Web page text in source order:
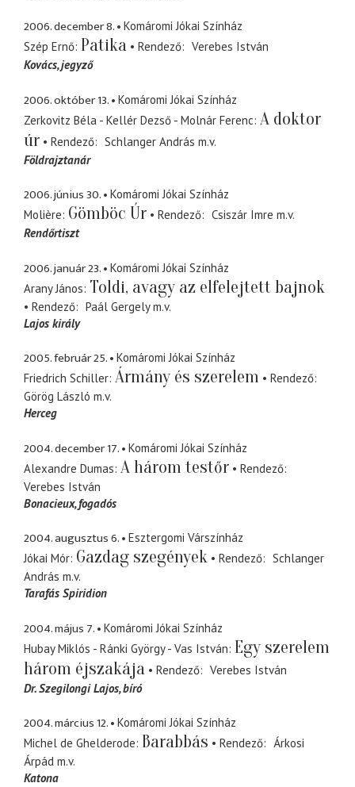
2006. december 8.
Komáromi Jókai Színház
Szép Ernő Patika Rendező
Verebes István
Kovács jegyző
2006. október 13.
Komáromi Jókai Színház
Zerkovitz Béla - Kellér Dezső - Molnár Ferenc A doktor
úr
Rendező Schlanger András m.v.
Földrajztanár
2006. június 30.
Komáromi Jókai Színház
Molière Gömböc Úr Rendező Csiszár Imre m.v.
Rendőrtiszt
2006. január 23.
Komáromi Jókai Színház
Arany János Toldi, avagy az elfelejtett bajnok
Rendező Paál Gergely m.v.
Lajos király
2005. február 25.
Komáromi Jókai Színház
Friedrich Schiller Ármány és szerelem
Rendező
Görög László m.v.
Herceg
2004. december 17.
Komáromi Jókai Színház
Alexandre Dumas A három testőr
Rendező
Verebes István
Bonacieux fogadós
2004. augusztus 6.
Esztergomi Várszínház
Jókai Mór Gazdag szegények Rendező
Schlanger
András m.v.
Tarafás Spiridion
2004. május 7.
Komáromi Jókai Színház
Hubay Miklós - Ránki György - Vas István Egy szerelem
három éjszakája
Rendező
Verebes István
Dr. Szegilongi Lajos bíró
2004. március 12.
Komáromi Jókai Színház
Michel de Ghelderode Barabbás Rendező
Árkosi
Árpád m.v.
Katona